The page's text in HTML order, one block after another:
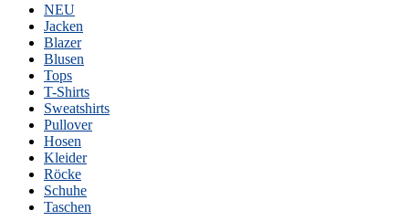
NEU
Jacken
Blazer
Blusen
Tops
T-Shirts
Sweatshirts
Pullover
Hosen
Kleider
Röcke
Schuhe
Taschen